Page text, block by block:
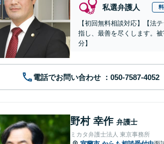
私選弁護人
【初回無料相談対応】【法
指し、最善を尽くします。
分】
電話でお問い合わせ
野村 幸作 弁護士
ミカタ弁護士法人 東京事務所